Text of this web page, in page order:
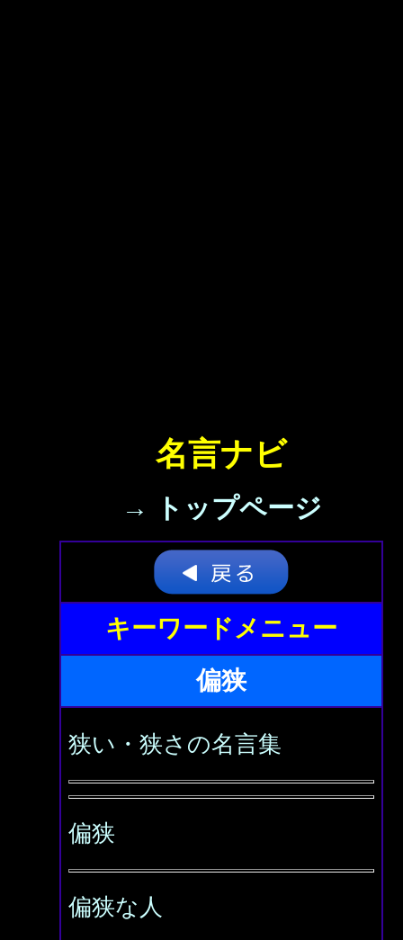
名言ナビ
→ トップページ
キーワードメニュー
偏狭
狭い・狭さの名言集
偏狭
偏狭な人